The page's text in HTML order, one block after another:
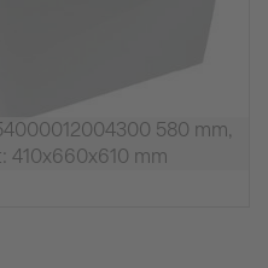
580 mm,
410x660x610 mm